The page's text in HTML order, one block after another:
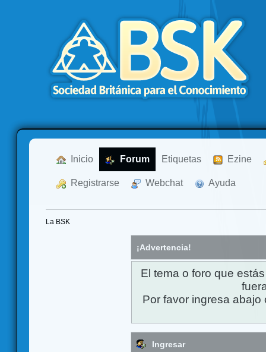
Inicio Forum Etiquetas Ezine
Registrarse Webchat Ayuda
La BSK
¡Advertencia!
El tema o foro que
Por favor ingresa
Ingresar